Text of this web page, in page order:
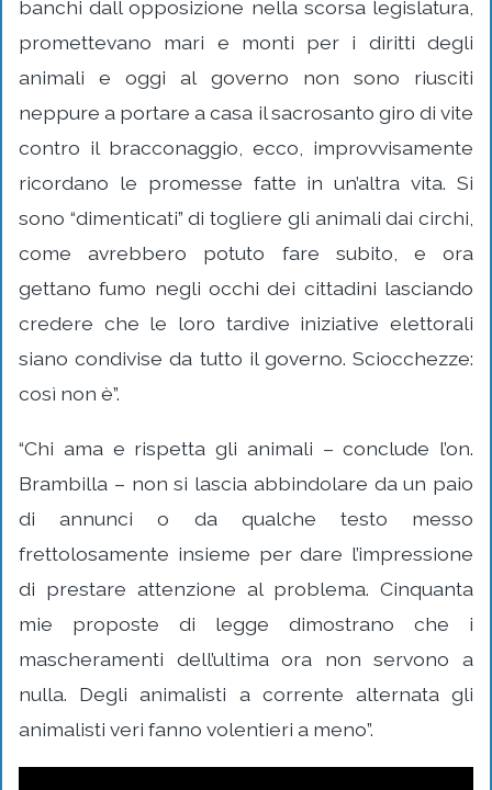
banchi dall opposizione nella scorsa legislatura,
promettevano mari e monti per i diritti degli
animali e oggi al governo non sono riusciti
neppure a portare a casa il sacrosanto giro di vite
contro il bracconaggio, ecco, improvvisamente
ricordano le promesse fatte in un’altra vita. Si
sono “dimenticati” di togliere gli animali dai circhi,
come avrebbero potuto fare subito, e ora
gettano fumo negli occhi dei cittadini lasciando
credere che le loro tardive iniziative elettorali
siano condivise da tutto il governo. Sciocchezze:
così non è”.
“Chi ama e rispetta gli animali – conclude l’on.
Brambilla – non si lascia abbindolare da un paio
di annunci o da qualche testo messo
frettolosamente insieme per dare l’impressione
di prestare attenzione al problema. Cinquanta
mie proposte di legge dimostrano che i
mascheramenti dell’ultima ora non servono a
nulla. Degli animalisti a corrente alternata gli
animalisti veri fanno volentieri a meno”.